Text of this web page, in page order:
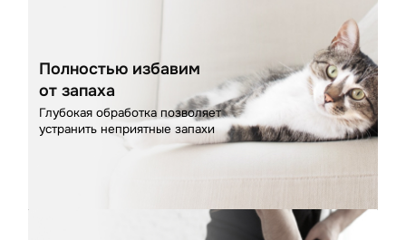
Полностью избавим
от запаха
Глубокая обработка позволяет
устранить неприятные запахи